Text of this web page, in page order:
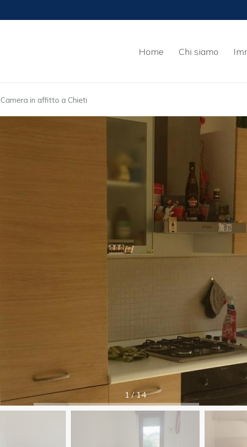
Home Chi siamo
Camera in affitto a Chieti
1 / 14